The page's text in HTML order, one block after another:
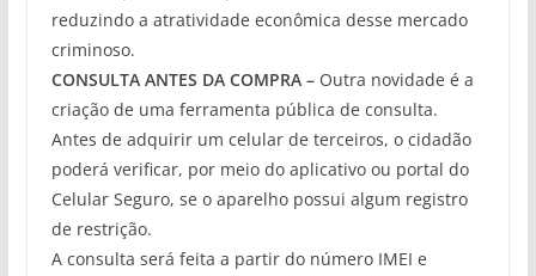
reduzindo a atratividade econômica desse mercado
criminoso.
CONSULTA ANTES DA COMPRA –Outra novidade é a
criação de uma ferramenta pública de consulta.
Antes de adquirir um celular de terceiros, o cidadão
poderá verificar, por meio do aplicativo ou portal do
Celular Seguro, se o aparelho possui algum registro
de restrição.
A consulta será feita a partir do número IMEI e